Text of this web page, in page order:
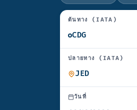
ต้นทาง (IATA)
ปลายทาง (IATA)
วันที่